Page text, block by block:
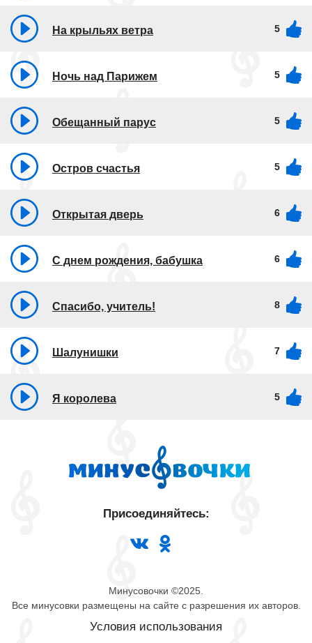
На крыльях ветра 5
Ночь над Парижем 5
Обещанный парус 5
Остров счастья 5
Открытая дверь 6
С днем рождения, бабушка 6
Спасибо, учитель!​ 8
Шалунишки 7
Я королева 5
Минусовочки ©2025.
Все минусовки размещены на сайте с разрешения их авторов.
Условия использования
Присоединяйтесь: